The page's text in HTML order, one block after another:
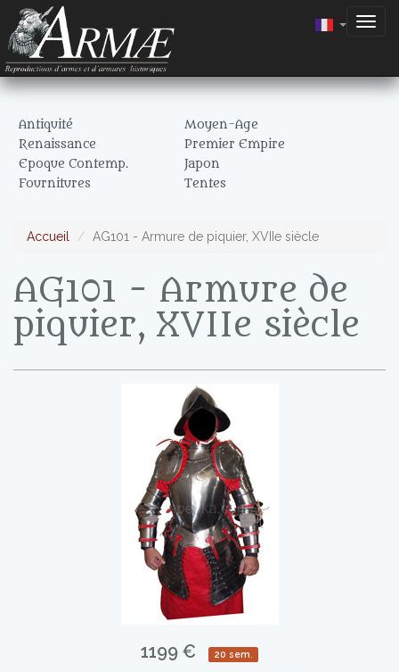
Antiquité
Moyen-Age
Renaissance
Premier Empire
Epoque Contemp.
Japon
Fournitures
Tentes
Accueil AG101 - Armure de piquier, XVIIe siècle
AG101 - Armure de
piquier, XVIIe siècle
1199 € 20 sem.